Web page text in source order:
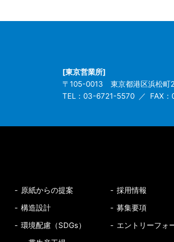
[東京営業所]
〒105-0013
東京都港区浜松
TEL：03-6721-5570
FAX
原紙からの提案
構造設計
環境配慮（SDGs）
採用情報
募集要項
エントリーフォ